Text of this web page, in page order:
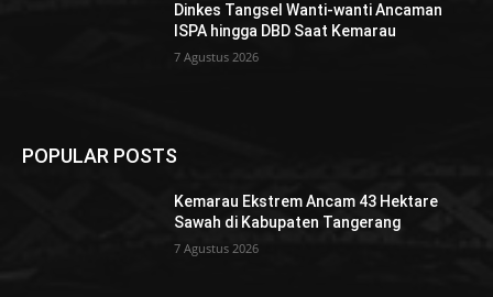
Dinkes Tangsel Wanti-wanti Ancaman
ISPA hingga DBD Saat Kemarau
7 Agustus 2026
POPULAR POSTS
Kemarau Ekstrem Ancam 43 Hektare
Sawah di Kabupaten Tangerang
7 Agustus 2026